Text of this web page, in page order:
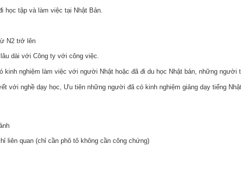
học tập và làm việc tại Nhật Bản.
N2 trở lên
dài với Công ty với công việc.
kinh nghiệm làm việc với người Nhật hoặc đã đi du học Nhật bản, những người
với nghề dạy học, Ưu tiên những người đã có kinh nghiệm giảng dạy tiếng
liên quan (chỉ cần phô tô không cần công chứng)